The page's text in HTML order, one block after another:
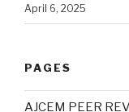
April 6, 2025
PAGES
AJCEM PEER